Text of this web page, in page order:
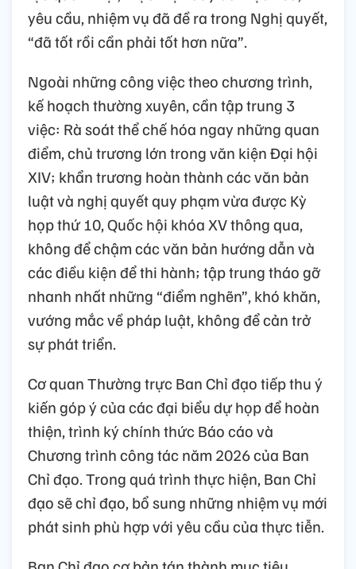
yêu cầu, nhiệm vụ đã đề ra trong Nghị quyết,
“đã tốt rồi cần phải tốt hơn nữa”.
Ngoài những công việc theo chương trình,
kế hoạch thường xuyên, cần tập trung 3
việc: Rà soát thể chế hóa ngay những quan
điểm, chủ trương lớn trong văn kiện Đại hội
XIV; khẩn trương hoàn thành các văn bản
luật và nghị quyết quy phạm vừa được Kỳ
họp thứ 10, Quốc hội khóa XV thông qua,
không để chậm các văn bản hướng dẫn và
các điều kiện để thi hành; tập trung tháo gỡ
nhanh nhất những “điểm nghẽn”, khó khăn,
vướng mắc về pháp luật, không để cản trở
sự phát triển.
Cơ quan Thường trực Ban Chỉ đạo tiếp thu ý
kiến góp ý của các đại biểu dự họp để hoàn
thiện, trình ký chính thức Báo cáo và
Chương trình công tác năm 2026 của Ban
Chỉ đạo. Trong quá trình thực hiện, Ban Chỉ
đạo sẽ chỉ đạo, bổ sung những nhiệm vụ mới
phát sinh phù hợp với yêu cầu của thực tiễn.